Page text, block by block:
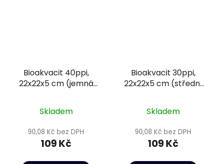
Bioakvacit 40ppi,
22x22x5 cm (jemná
Skladem
90,08 Kč bez DPH
109 Kč
Bioakvacit 30ppi,
22x22x5 cm (střední
Skladem
90,08 Kč bez DPH
109 Kč